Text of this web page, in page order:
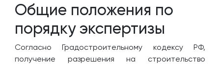
Общие положения по
порядку экспертизы
Согласно Градостроительному кодексу РФ,
получение разрешения на строительство